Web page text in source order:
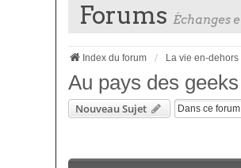
Guide rapide concernant
Forums Échanges
Index du forum La vie en-dehors
Au pays des geeks
Nouveau Sujet